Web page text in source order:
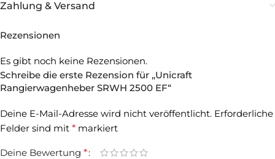
Zahlung & Versand
Rezensionen
Es gibt noch keine Rezensionen.
Schreibe die erste Rezension für „Unicraft
Rangierwagenheber SRWH 2500 EF“
Deine E-Mail-Adresse wird nicht veröffentlicht. Erforderliche
Felder sind mit * markiert
Deine Bewertung *